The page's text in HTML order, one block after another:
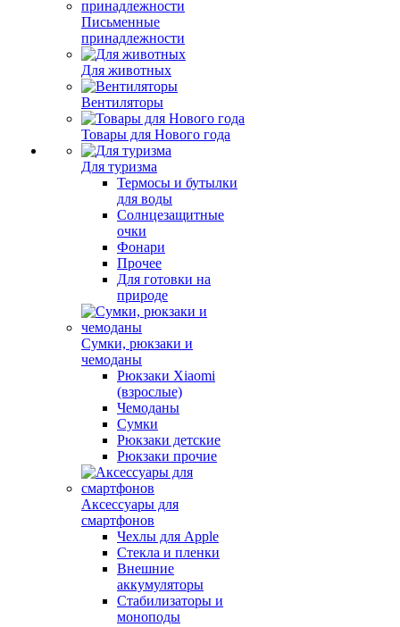
Письменные
принадлежности
Для животных
Вентиляторы
Товары для Нового года
Для туризма
Термосы и бутылки
для воды
Солнцезащитные
очки
Фонари
Прочее
Для готовки на
природе
Сумки, рюкзаки и
чемоданы
Рюкзаки Xiaomi
(взрослые)
Чемоданы
Сумки
Рюкзаки детские
Рюкзаки прочие
Аксессуары для
смартфонов
Чехлы для Apple
Стекла и пленки
Внешние
аккумуляторы
Стабилизаторы и
моноподы